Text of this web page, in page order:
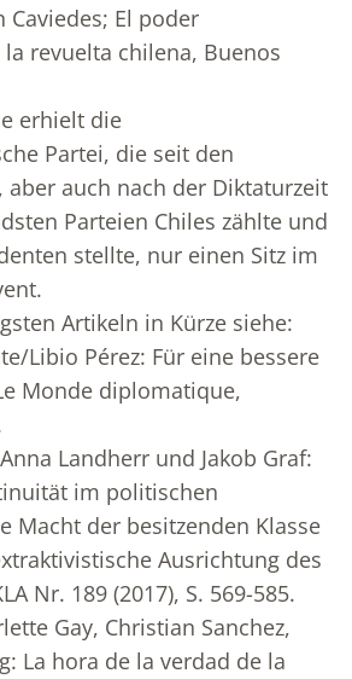
Caviedes; El poder
revuelta chilena, Buenos
erhielt die
Partei, die seit den
aber auch nach der Diktaturzeit
Parteien Chiles zählte und
stellte, nur einen Sitz im
Artikeln in Kürze siehe:
Libio Pérez: Für eine bessere
Monde diplomatique,
Landherr und Jakob Graf:
im politischen
Macht der besitzenden Klasse
Ausrichtung des
Nr. 189 (2017), S. 569-585.
Gay, Christian Sanchez,
La hora de la verdad de la